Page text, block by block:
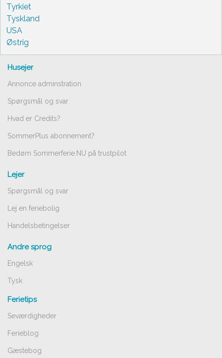
Tyrkiet
Tyskland
USA
Østrig
Husejer
Annonce adminstration
Spørgsmål og svar
Hvad er Credits?
SommerPlus abonnement?
Bedøm Sommerferie.NU på trustpilot
Lejer
Spørgsmål og svar
Lej en feriebolig
Handelsbetingelser
Andre sprog
Engelsk
Tysk
Ferietips
Seværdigheder
Ferieblog
Gæstebog